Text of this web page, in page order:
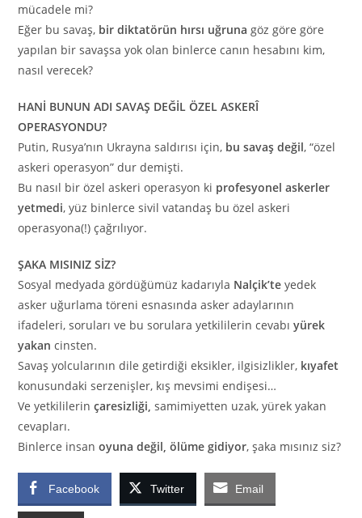
mücadele mi?
Eğer bu savaş, bir diktatörün hırsı uğruna göz göre göre
yapılan bir savaşsa yok olan binlerce canın hesabını kim,
nasıl verecek?
HANİ BUNUN ADI SAVAŞ DEĞİL ÖZEL ASKERÎ
OPERASYONDU?
Putin, Rusya’nın Ukrayna saldırısı için, bu savaş değil, “özel
askeri operasyon” dur demişti.
Bu nasıl bir özel askeri operasyon ki profesyonel askerler
yetmedi, yüz binlerce sivil vatandaş bu özel askeri
operasyona(!) çağrılıyor.
ŞAKA MISINIZ SİZ?
Sosyal medyada gördüğümüz kadarıyla Nalçik’te yedek
asker uğurlama töreni esnasında asker adaylarının
ifadeleri, soruları ve bu sorulara yetkililerin cevabıyürek
yakan cinsten.
Savaş yolcularının dile getirdiği eksikler, ilgisizlikler, kıyafet
konusundaki serzenişler, kış mevsimi endişesi…
Ve yetkililerinçaresizliği, samimiyetten uzak, yürek yakan
cevapları.
Binlerce insanoyuna değil, ölüme gidiyor, şaka mısınız siz?
Facebook Twitter Email